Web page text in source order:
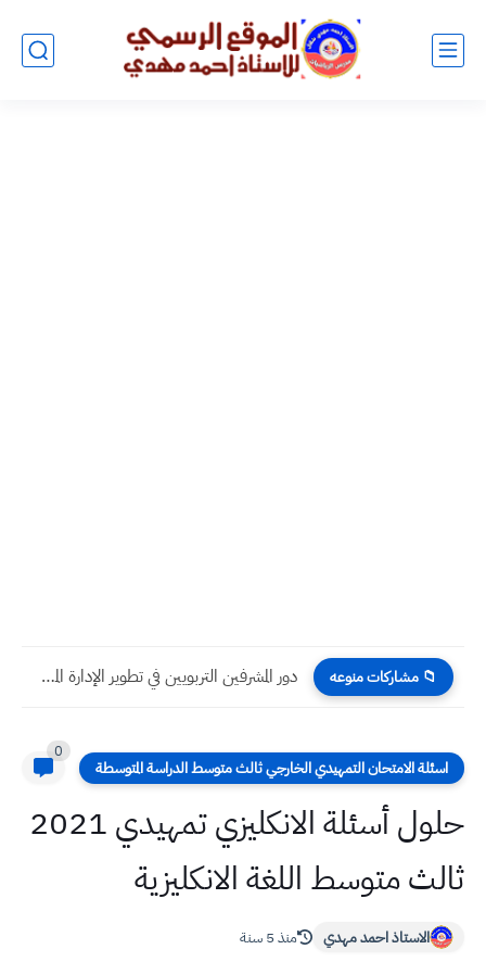
📁 مشاركات منوعه دور المشرفين التربويين في تطوير الإدارة المدرسية
اسئلة الامتحان التمهيدي الخارجي ثالث متوسط الدراسة المتوسطة
0
حلول أسئلة الانكليزي تمهيدي 2021
ثالث متوسط اللغة الانكليزية
الاستاذ احمد مهدي منذ 5 سنة